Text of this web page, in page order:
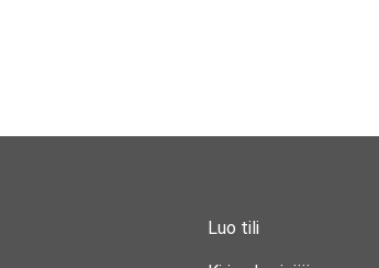
Luo tili